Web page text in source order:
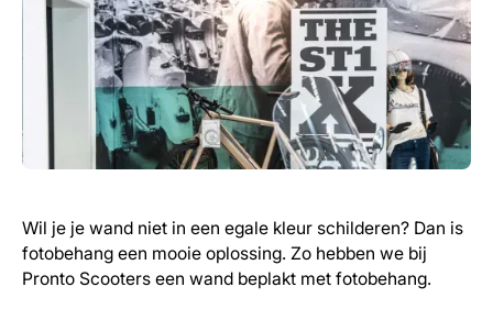
Wil je je wand niet in een egale kleur schilderen? Dan is
fotobehang een mooie oplossing. Zo hebben we bij
Pronto Scooters een wand beplakt met fotobehang.